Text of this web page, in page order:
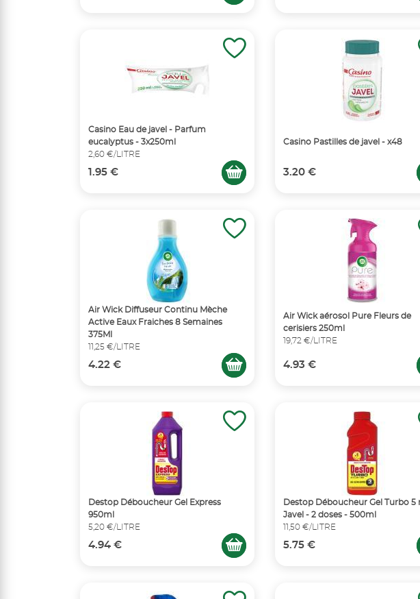
Casino Eau de javel - Parfum
eucalyptus - 3x250ml
2,60 €/LITRE
1.95 €
Casino Pastilles de javel - x48
3.20 €
Air Wick Diffuseur Continu Mèche
Active Eaux Fraiches 8 Semaines
375Ml
11,25 €/LITRE
4.22 €
Air Wick aérosol Pure Fleurs de
cerisiers 250ml
19,72 €/LITRE
4.93 €
Destop Déboucheur Gel Express
950ml
5,20 €/LITRE
4.94 €
Destop Déboucheur Gel Turbo 5
Javel - 2 doses - 500ml
11,50 €/LITRE
5.75 €